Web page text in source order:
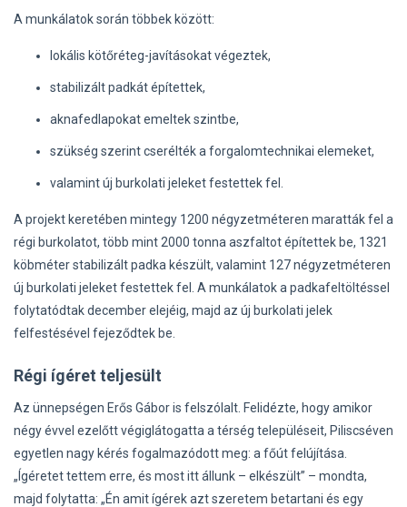
A munkálatok során többek között:
lokális kötőréteg-javításokat végeztek,
stabilizált padkát építettek,
aknafedlapokat emeltek szintbe,
szükség szerint cserélték a forgalomtechnikai elemeket,
valamint új burkolati jeleket festettek fel.
A projekt keretében mintegy 1200 négyzetméteren maratták fel a
régi burkolatot, több mint 2000 tonna aszfaltot építettek be, 1321
köbméter stabilizált padka készült, valamint 127 négyzetméteren
új burkolati jeleket festettek fel. A munkálatok a padkafeltöltéssel
folytatódtak december elejéig, majd az új burkolati jelek
felfestésével fejeződtek be.
Régi ígéret teljesült
Az ünnepségen Erős Gábor is felszólalt. Felidézte, hogy amikor
négy évvel ezelőtt végiglátogatta a térség településeit, Piliscséven
egyetlen nagy kérés fogalmazódott meg: a főút felújítása.
„Ígéretet tettem erre, és most itt állunk – elkészült” – mondta,
majd folytatta: „Én amit ígérek azt szeretem betartani és egy